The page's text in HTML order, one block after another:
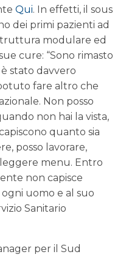
Qui. In effetti, il sous
dei primi pazienti ad
modulare ed
cure: “Sono rimasto
stato davvero
fare altro che
Non posso
non hai la vista,
quanto sia
posso lavorare,
menu. Entro
non capisce
uomo e al suo
Sanitario
per il Sud